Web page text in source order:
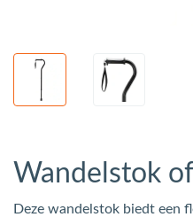
Wandelstok
Deze wandelstok biedt een